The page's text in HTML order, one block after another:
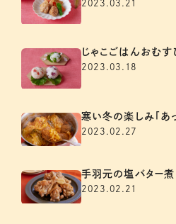
2023.03.21
じゃこごはんおむす
2023.03.18
寒い冬の楽しみ「あ
2023.02.27
手羽元の塩バター煮
2023.02.21